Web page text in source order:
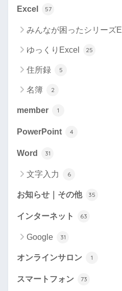
Excel 57
みんなが困ったシリーズ
ゆっくりExcel 25
住所録 5
名簿 2
member 1
PowerPoint 4
Word 31
文字入力 6
お知らせ｜その他 35
インターネット 63
Google 31
オンラインサロン 1
スマートフォン 73